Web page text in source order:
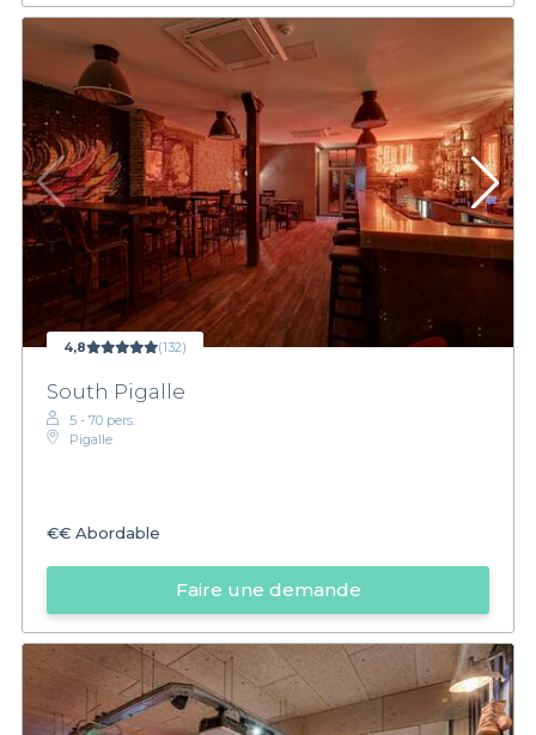
4,8 (132)
South Pigalle
5 - 70 pers.
Pigalle
€€ Abordable
Faire une demande